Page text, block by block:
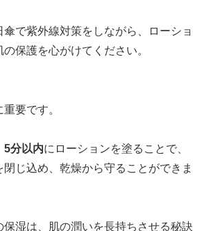
で紫外線対策をしながら、ローショ
保護を心がけてください。
要です。
5分以内にローションを塗ることで、
じ込め、乾燥から守ることができま
保湿は、肌の潤いを長持ちさせる秘訣